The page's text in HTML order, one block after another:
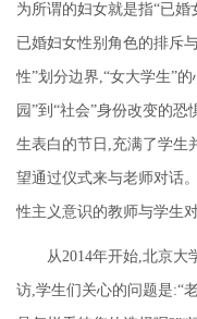
为所谓的妇女就是指“已婚
已婚妇女性别角色的排斥
性”划分边界,“女大学生”的
园 ”到 “社会”身份改变的恐
生表白的节日 ,充满了学生
望通过仪式来与老师对话
性主义意识的教师与学生
从2014年开始,北京大
访,学生们关心的问题是:“